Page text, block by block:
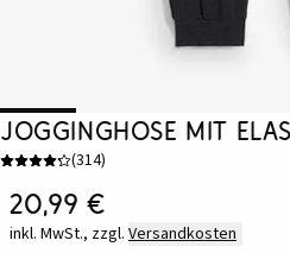
Jogginghose mit
(314)
20,99 €
inkl. MwSt., zzgl. Versandkosten